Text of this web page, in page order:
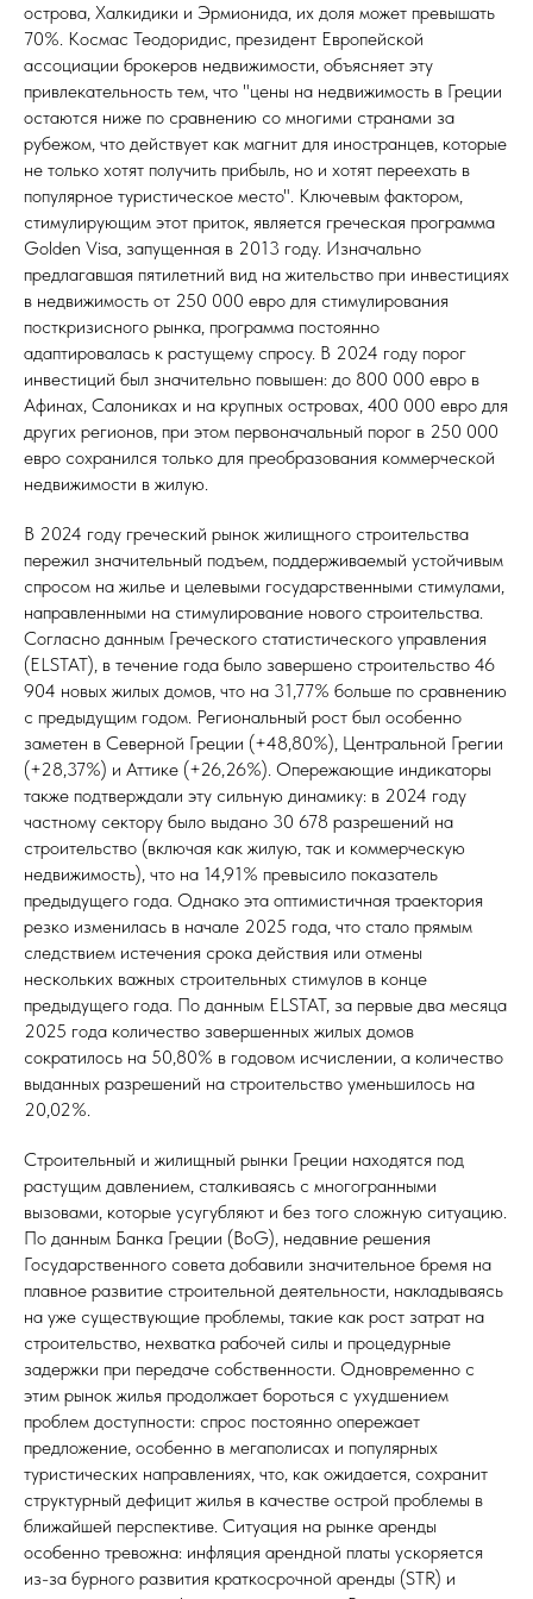
острова, Халкидики и Эрмионида, их доля может превышать
70%. Космас Теодоридис, президент Европейской
ассоциации брокеров недвижимости, объясняет эту
привлекательность тем, что "цены на недвижимость в Греции
остаются ниже по сравнению со многими странами за
рубежом, что действует как магнит для иностранцев, которые
не только хотят получить прибыль, но и хотят переехать в
популярное туристическое место". Ключевым фактором,
стимулирующим этот приток, является греческая программа
Golden Visa, запущенная в 2013 году. Изначально
предлагавшая пятилетний вид на жительство при инвестициях
в недвижимость от 250 000 евро для стимулирования
посткризисного рынка, программа постоянно
адаптировалась к растущему спросу. В 2024 году порог
инвестиций был значительно повышен: до 800 000 евро в
Афинах, Салониках и на крупных островах, 400 000 евро для
других регионов, при этом первоначальный порог в 250 000
евро сохранился только для преобразования коммерческой
недвижимости в жилую.
В 2024 году греческий рынок жилищного строительства
пережил значительный подъем, поддерживаемый устойчивым
спросом на жилье и целевыми государственными стимулами,
направленными на стимулирование нового строительства.
Согласно данным Греческого статистического управления
(ELSTAT), в течение года было завершено строительство 46
904 новых жилых домов, что на 31,77% больше по сравнению
с предыдущим годом. Региональный рост был особенно
заметен в Северной Греции (+48,80%), Центральной Грегии
(+28,37%) и Аттике (+26,26%). Опережающие индикаторы
также подтверждали эту сильную динамику: в 2024 году
частному сектору было выдано 30 678 разрешений на
строительство (включая как жилую, так и коммерческую
недвижимость), что на 14,91% превысило показатель
предыдущего года. Однако эта оптимистичная траектория
резко изменилась в начале 2025 года, что стало прямым
следствием истечения срока действия или отмены
нескольких важных строительных стимулов в конце
предыдущего года. По данным ELSTAT, за первые два месяца
2025 года количество завершенных жилых домов
сократилось на 50,80% в годовом исчислении, а количество
выданных разрешений на строительство уменьшилось на
20,02%.
Строительный и жилищный рынки Греции находятся под
растущим давлением, сталкиваясь с многогранными
вызовами, которые усугубляют и без того сложную ситуацию.
По данным Банка Греции (BoG), недавние решения
Государственного совета добавили значительное бремя на
плавное развитие строительной деятельности, накладываясь
на уже существующие проблемы, такие как рост затрат на
строительство, нехватка рабочей силы и процедурные
задержки при передаче собственности. Одновременно с
этим рынок жилья продолжает бороться с ухудшением
проблем доступности: спрос постоянно опережает
предложение, особенно в мегаполисах и популярных
туристических направлениях, что, как ожидается, сохранит
структурный дефицит жилья в качестве острой проблемы в
ближайшей перспективе. Ситуация на рынке аренды
особенно тревожна: инфляция арендной платы ускоряется
из-за бурного развития краткосрочной аренды (STR) и